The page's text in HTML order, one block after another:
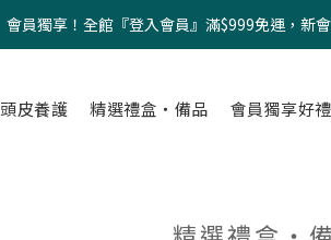
會員獨享！全館『登入會員』滿$999免運，新
頭皮養護 精選禮盒・備品 會員獨享好